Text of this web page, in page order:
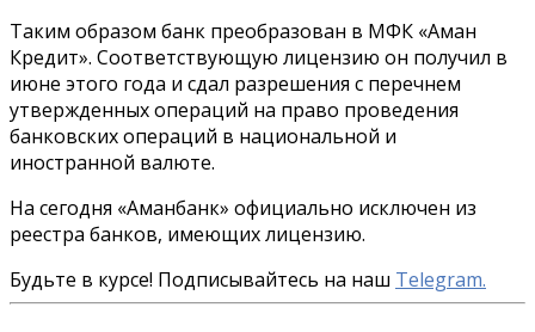
Таким образом банк преобразован в МФК «Аман
Кредит». Соответствующую лицензию он получил в
июне этого года и сдал разрешения с перечнем
утвержденных операций на право проведения
банковских операций в национальной и
иностранной валюте.
На сегодня «Аманбанк» официально исключен из
реестра банков, имеющих лицензию.
Будьте в курсе! Подписывайтесь на наш Telegram.